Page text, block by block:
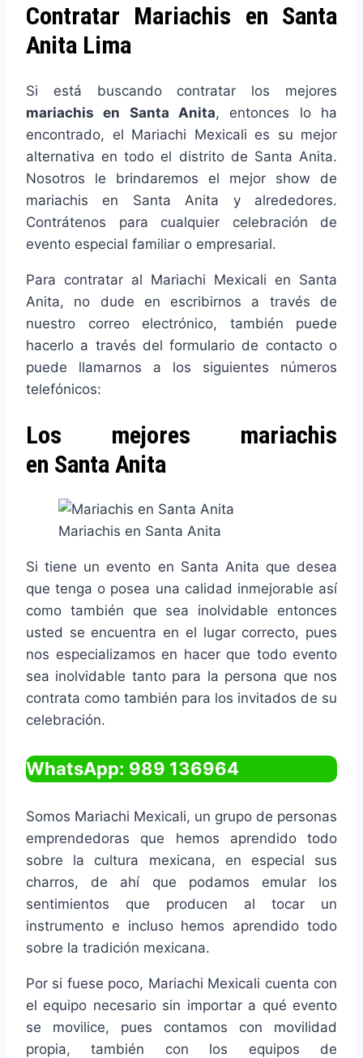
Contratar Mariachis en Santa
Anita Lima
Si está buscando contratar los mejores
mariachis en Santa Anita, entonces lo ha
encontrado, el Mariachi Mexicali es su mejor
alternativa en todo el distrito de Santa Anita.
Nosotros le brindaremos el mejor show de
mariachis en Santa Anita y alrededores.
Contrátenos para cualquier celebración de
evento especial familiar o empresarial.
Para contratar al Mariachi Mexicali en Santa
Anita, no dude en escribirnos a través de
nuestro correo electrónico, también puede
hacerlo a través del formulario de contacto o
puede llamarnos a los siguientes números
telefónicos:
Los mejores mariachis
en Santa Anita
Mariachis en Santa Anita
Si tiene un evento en Santa Anita que desea
que tenga o posea una calidad inmejorable así
como también que sea inolvidable entonces
usted se encuentra en el lugar correcto, pues
nos especializamos en hacer que todo evento
sea inolvidable tanto para la persona que nos
contrata como también para los invitados de su
celebración.
WhatsApp: 989 136964
Somos Mariachi Mexicali, un grupo de personas
emprendedoras que hemos aprendido todo
sobre la cultura mexicana, en especial sus
charros, de ahí que podamos emular los
sentimientos que producen al tocar un
instrumento e incluso hemos aprendido todo
sobre la tradición mexicana.
Por si fuese poco, Mariachi Mexicali cuenta con
el equipo necesario sin importar a qué evento
se movilice, pues contamos con movilidad
propia, también con los equipos de